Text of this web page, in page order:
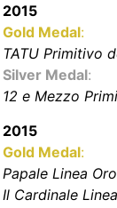
2015
Gold Medal:
TATU Primitivo
Silver Medal:
12 e Mezzo
2015
Gold Medal:
Papale Linea
Il Cardinale